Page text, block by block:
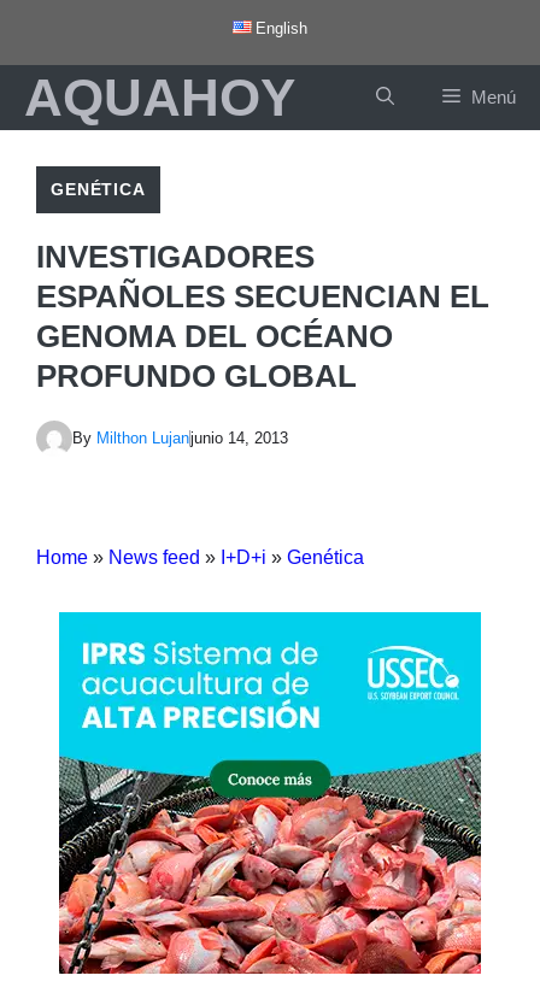
contenido
English
AQUAHOY Menú
GENÉTICA
INVESTIGADORES
ESPAÑOLES SECUENCIAN EL
GENOMA DEL OCÉANO
PROFUNDO GLOBAL
By Milthon Lujanjunio 14, 2013
Home » News feed » I+D+i » Genética